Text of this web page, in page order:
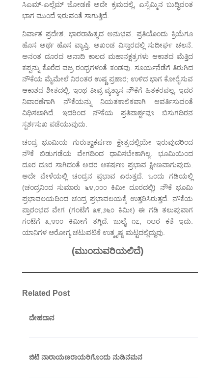
ಸಿಎಮ್-ಎಲ್ಲೆಮ್ ಜೋಡಣೆ ಅದೇ ಕ್ರಮದಲ್ಲಿ, ಎಸ್ಸೆಮ್ಮಿನ ಬುದ್ಧಿವಂತ
ಭಾಗ ಮುಂದೆ ಇರುವಂತೆ ಸಾಗುತ್ತಿದೆ.
ನಿರ್ವಾತ ಪ್ರದೇಶ. ಭಾರರಾಹಿತ್ಯದ ಅನುಭವ. ಪ್ರತಿಯೊಂದು ಕ್ರಿಯೆಗೂ
ಹೊಸ ಅರ್ಥ ಹೊಸ ವ್ಯಾಪ್ತಿ. ಅಖಂಡ ವಿಸ್ತಾರದಲ್ಲಿ ಸುದೀರ್ಘ ಚಲನೆ.
ಅನಂತ ದೂರದ ಅನಾದಿ ಕಾಲದ ಮಹಾನಕ್ಷತ್ರಗಳು ಆಕಾಶದ ಮೆತ್ತಿದ
ಕಪ್ಪನ್ನು ಕೊರೆದ ವಜ್ರ ರಂಧ್ರಗಳಂತೆ ಕಂಡವು. ಸೂರ್ಯನೆಡೆಗೆ ತಿರುಗಿದ
ನೌಕೆಯ ಮೈಮೇಲೆ ನಿರಂತರ ಉಷ್ಣ ಪ್ರಹಾರ; ಉಳಿದ ಭಾಗ ಕೋರೈಸುವ
ಆಕಾಶದ ಶೀತದಲ್ಲಿ. ಇಂಥ ತೀವ್ರ ವ್ಯತ್ಯಾಸ ನೌಕೆಗೆ ಹಿತಕರವಲ್ಲ. ಇದರ
ನಿವಾರಣೆಗಾಗಿ ನೌಕೆಯನ್ನು ನಿಯತಕಾಲಿಕವಾಗಿ ಆವರ್ತಿಸುವಂತೆ
ವಿಧಿಸಲಾಗಿದೆ. ಇದರಿಂದ ನೌಕೆಯ ಪ್ರತಿಪಾರ್ಶ್ವವೂ ಬಿಸುಗದಿರನ
ಸ್ಪರ್ಶಸುಖ ಪಡೆಯುವುದು.
ಚಂದ್ರ ಭೂಮಿಯ ಗುರುತ್ವಾಕರ್ಷಣ ಕ್ಷೇತ್ರದಲ್ಲಿಯೇ ಇರುವುದರಿಂದ
ನೌಕೆ ಬಿಡುಗಡೆಯ ವೇಗದಿಂದ ಧಾವಿಸಬೇಕಾಗಿಲ್ಲ. ಭೂಮಿಯಿಂದ
ದೂರ ದೂರ ಸಾಗಿದಂತೆ ಅದರ ಆಕರ್ಷಣ ಪ್ರಭಾವ ಕ್ಷೀಣವಾಗುವುದು.
ಅದೇ ವೇಳೆಯಲ್ಲಿ ಚಂದ್ರನ ಪ್ರಭಾವ ಏರುತ್ತದೆ. ಒಂದು ಗಡಿಯಲ್ಲಿ
(ಚಂದ್ರನಿಂದ ಸುಮಾರು ೬೪,೦೦೦ ಕಿಮೀ ದೂರದಲ್ಲಿ) ನೌಕೆ ಭೂಮಿ
ಪ್ರಭಾವಲಯದಿಂದ ಚಂದ್ರ ಪ್ರಭಾವಲಯಕ್ಕೆ ಉತ್ತರಿಸಿರುತ್ತದೆ. ನೌಕೆಯ
ಪ್ರಾರಂಭದ ವೇಗ (ಗಂಟೆಗೆ ೩೯,೨೬೦ ಕಿಮೀ) ಈ ಗಡಿ ತಲುಪುವಾಗ
ಗಂಟೆಗೆ ೩,೪೦೦ ಕಿಮೀಗೆ ತಗ್ಗಿದೆ. ಜುಲೈ ೧೭, ೧೮ರ ಕತೆ ಇದು.
ಯಾನಿಗಳ ಆರೋಗ್ಯ ಚಟುವಟಿಕೆ ಉತ್ಕೃಷ್ಟ ಮಟ್ಟದಲ್ಲಿದ್ದುವು.
(ಮುಂದುವರಿಯಲಿದೆ)
Related Post
ದೇಹದಾನ
ಜಿಟಿ ನಾರಾಯಣರಾಯರಿಗೊಂದು ನುಡಿನಮನ